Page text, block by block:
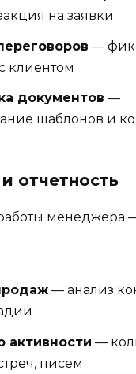
на заявки
—
клиентом
документов —
шаблонов и
отчетность
менеджера
— анализ
активности —
писем